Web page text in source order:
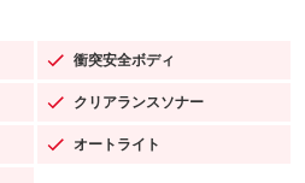
衝突安全ボディ
：装備あり
クリアランスソナー
：装備あり
オートライト
：装備あり